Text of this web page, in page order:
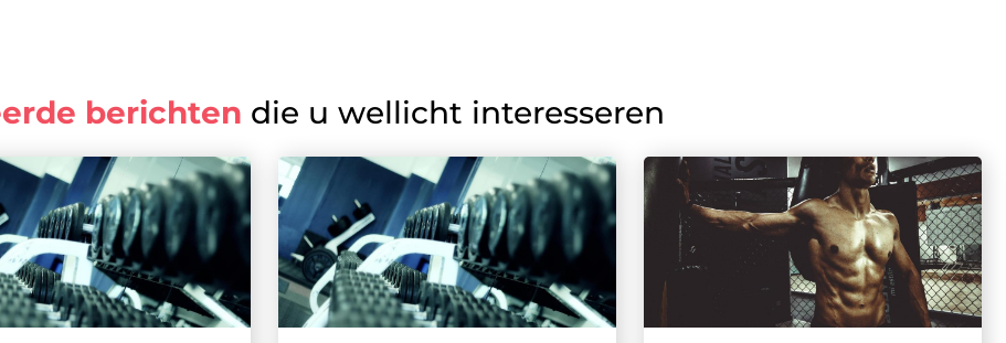
berichten die u wellicht interesseren